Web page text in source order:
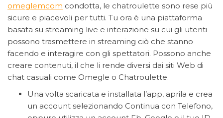
omeglemcom condotta, le chatroulette sono rese più
sicure e piacevoli per tutti. Tu ora è una piattaforma
basata su streaming live e interazione su cui gli utenti
possono trasmettere in streaming ciò che stanno
facendo e interagire con gli spettatori. Possono anche
creare contenuti, il che li rende diversi dai siti Web di
chat casuali come Omegle o Chatroulette.
Una volta scaricata e installata l’app, aprila e crea
un account selezionando Continua con Telefono,